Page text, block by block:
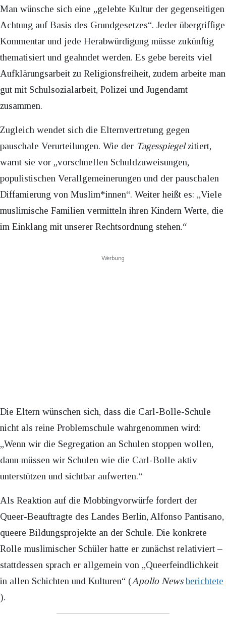
Man wünsche sich eine „gelebte Kultur der gegenseitigen
Achtung auf Basis des Grundgesetzes“. Jeder übergriffige
Kommentar und jede Herabwürdigung müsse zukünftig
thematisiert und geahndet werden. Es gebe bereits viel
Aufklärungsarbeit zu Religionsfreiheit, zudem arbeite man
gut mit Schulsozialarbeit, Polizei und Jugendamt
zusammen.
Zugleich wendet sich die Elternvertretung gegen
pauschale Verurteilungen. Wie der Tagesspiegelzitiert,
warnt sie vor „vorschnellen Schuldzuweisungen,
populistischen Verallgemeinerungen und der pauschalen
Diffamierung von Muslim*innen“. Weiter heißt es: „Viele
muslimische Familien vermitteln ihren Kindern Werte, die
im Einklang mit unserer Rechtsordnung stehen.“
Werbung
Die Eltern wünschen sich, dass die Carl-Bolle-Schule
nicht als reine Problemschule wahrgenommen wird:
„Wenn wir die Segregation an Schulen stoppen wollen,
dann müssen wir Schulen wie die Carl-Bolle aktiv
unterstützen und sichtbar aufwerten.“
Als Reaktion auf die Mobbingvorwürfe fordert der
Queer-Beauftragte des Landes Berlin, Alfonso Pantisano,
queere Bildungsprojekte an der Schule. Die konkrete
Rolle muslimischer Schüler hatte er zunächst relativiert –
stattdessen sprach er allgemein von „Queerfeindlichkeit
in allen Schichten und Kulturen“ (Apollo News berichtete
).